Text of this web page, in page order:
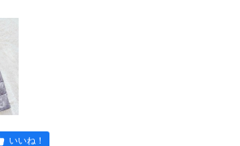
いいね！